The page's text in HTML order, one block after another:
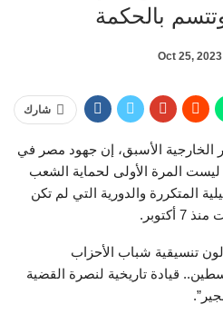
بالحكمة
Oct 25, 2023
شارك
الخارجية الأسبق، إن جهود مصر في
ليست المرة الأولى لحماية الشعب
المتكررة والدورية التي لم تكن
تنسيقية شباب الأحزاب
قيادة تاريخية لنصرة القضية